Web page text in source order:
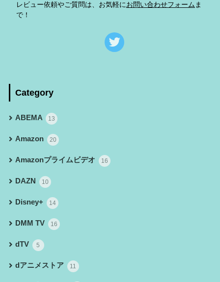
レビュー依頼やご質問は、お気軽にお問い合わせフォームま
で！
Category
ABEMA 13
Amazon 20
Amazonプライムビデオ 16
DAZN 10
Disney+ 14
DMM TV 16
dTV 5
dアニメストア 11